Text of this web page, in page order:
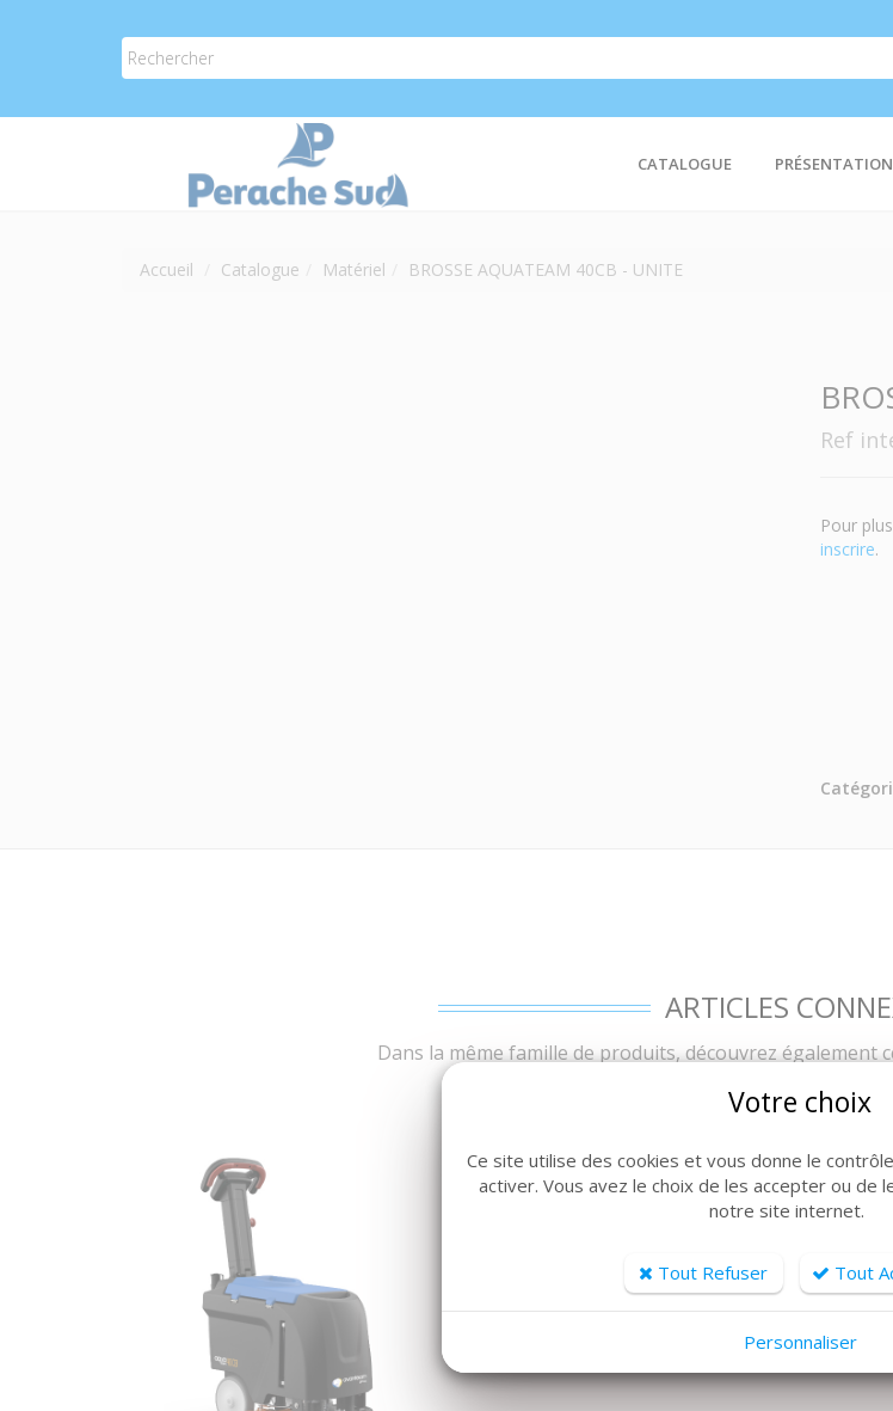
CATALOGUE PRÉSENTATION
Accueil Catalogue Matériel BROSSE AQUATEAM 40CB - UNITE
Ref
Pour
inscrire.
ARTICLES
Dans la même famille de produits, découvrez également
Votre choix
Ce site utilise des cookies et vous donne le
activer. Vous avez le choix de les accepter ou de
notre site internet.
Tout Refuser Tout
Personnaliser